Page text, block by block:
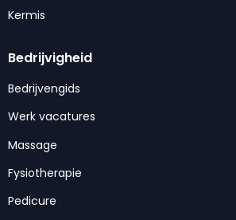
Kermis
Bedrijvigheid
Bedrijvengids
Werk vacatures
Massage
Fysiotherapie
Pedicure